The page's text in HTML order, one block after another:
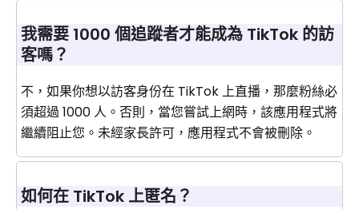
我需要 1000 個追蹤者才能成為 TikTok 的訪
客嗎？
不，如果你想以訪客身份在 TikTok 上直播，那麼粉絲必
須超過 1000 人。否則，當您嘗試上網時，該應用程式將
繼續阻止您。未經家長許可，應用程式不會被刪除。
如何在 TikTok 上匿名？